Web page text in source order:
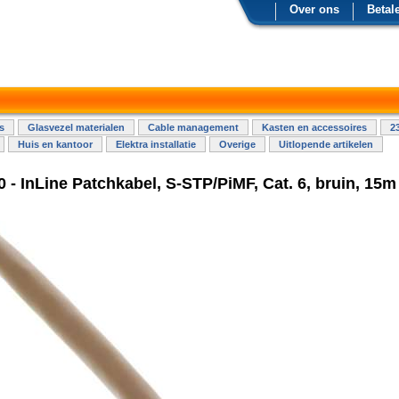
Over ons
Glasvezel materialen Cable management Kasten en accessoires
Huis en kantoor
Elektra installatie Overige Uitlopende artikelen
- InLine Patchkabel, S-STP/PiMF, Cat. 6, bruin, 15m